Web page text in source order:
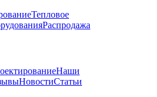
Тепловое
Распродажа
Наши
НовостиСтатьи